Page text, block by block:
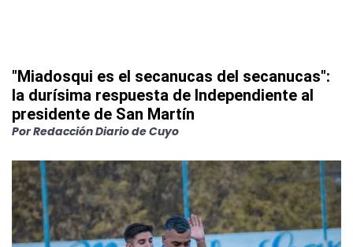
"Miadosqui es el secanucas del secanucas":
la durísima respuesta de Independiente al
presidente de San Martín
PorRedacción Diario de Cuyo